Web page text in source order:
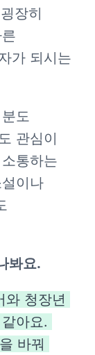
장히
가 되시는
도
관심이
통하는
이나
봐요.
와 청장년
아요.
바꿔